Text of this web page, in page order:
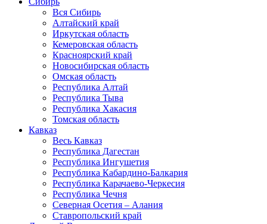
Вся Сибирь
Алтайский край
Иркутская область
Кемеровская область
Красноярский край
Новосибирская область
Омская область
Республика Алтай
Республика Тыва
Республика Хакасия
Томская область
Кавказ
Весь Кавказ
Республика Дагестан
Республика Ингушетия
Республика Кабардино-Балкария
Республика Карачаево-Черкесия
Республика Чечня
Северная Осетия – Алания
Ставропольский край